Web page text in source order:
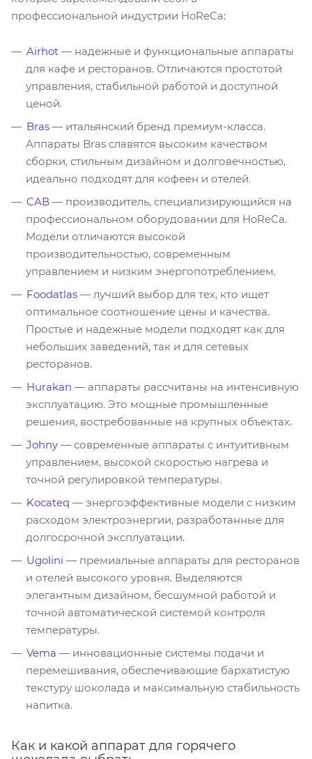
профессиональной индустрии HoReCa:
Airhot — надежные и функциональные аппараты
для кафе и ресторанов. Отличаются простотой
управления, стабильной работой и доступной
ценой.
Bras — итальянский бренд премиум-класса.
Аппараты Bras славятся высоким качеством
сборки, стильным дизайном и долговечностью,
идеально подходят для кофеен и отелей.
CАВ — производитель, специализирующийся на
профессиональном оборудовании для HoReCa.
Модели отличаются высокой
производительностью, современным
управлением и низким энергопотреблением.
Foodatlas — лучший выбор для тех, кто ищет
оптимальное соотношение цены и качества.
Простые и надежные модели подходят как для
небольших заведений, так и для сетевых
ресторанов.
Hurakan — аппараты рассчитаны на интенсивную
эксплуатацию. Это мощные промышленные
решения, востребованные на крупных объектах.
Johny — современные аппараты с интуитивным
управлением, высокой скоростью нагрева и
точной регулировкой температуры.
Kocateq — энергоэффективные модели с низким
расходом электроэнергии, разработанные для
долгосрочной эксплуатации.
Ugolini — премиальные аппараты для ресторанов
и отелей высокого уровня. Выделяются
элегантным дизайном, бесшумной работой и
точной автоматической системой контроля
температуры.
Vema — инновационные системы подачи и
перемешивания, обеспечивающие бархатистую
текстуру шоколада и максимальную стабильность
напитка.
Как и какой аппарат для горячего